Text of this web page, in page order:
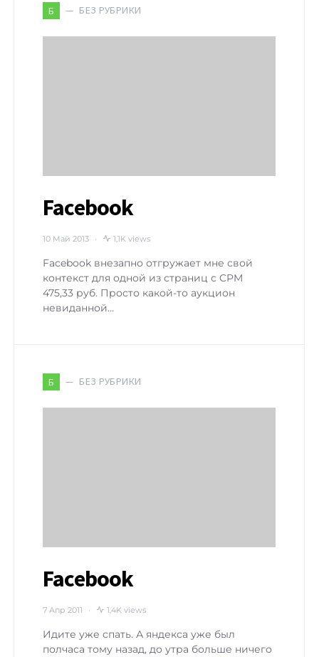
Б БЕЗ РУБРИКИ
Facebook
10 Май 2013 1,1K views
Facebook внезапно отгружает мне свой
контекст для одной из страниц с CPM
475,33 руб. Просто какой-то аукцион
невиданной…
Б БЕЗ РУБРИКИ
Facebook
7 Апр 2011 1,4K views
Идите уже спать. А яндекса уже был
полчаса тому назад, до утра больше ничего